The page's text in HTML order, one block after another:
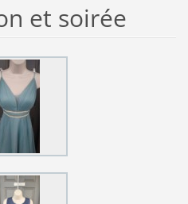
et soirée